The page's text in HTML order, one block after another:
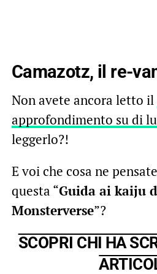
Camazotz, il re-
Non avete ancora letto il
approfondimento su di
leggerlo?!
E voi che cosa ne
questa “Guida ai kaiju
Monsterverse”?
SCOPRI CHI HA